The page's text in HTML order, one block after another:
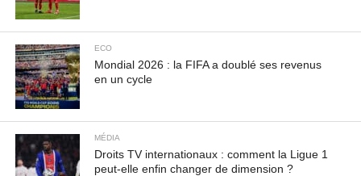
ECO
Mondial 2026 : la FIFA a doublé ses revenus
en un cycle
MÉDIA
Droits TV internationaux : comment la Ligue 1
peut-elle enfin changer de dimension ?